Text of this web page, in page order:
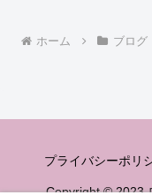
ホーム ブログ
プライバシーポリ
Copyright © 2023